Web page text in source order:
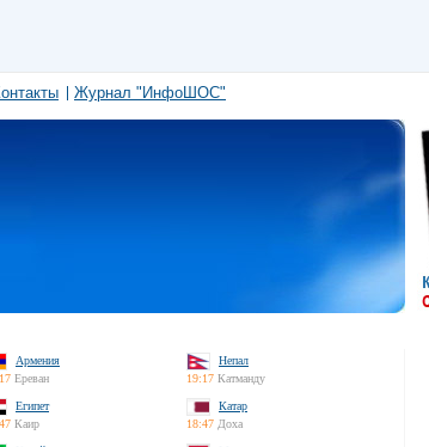
Журнал "ИнфоШОС"
Армения
Ереван
Непал
19:17 Катманду
Египет
Каир
Катар
18:47 Доха